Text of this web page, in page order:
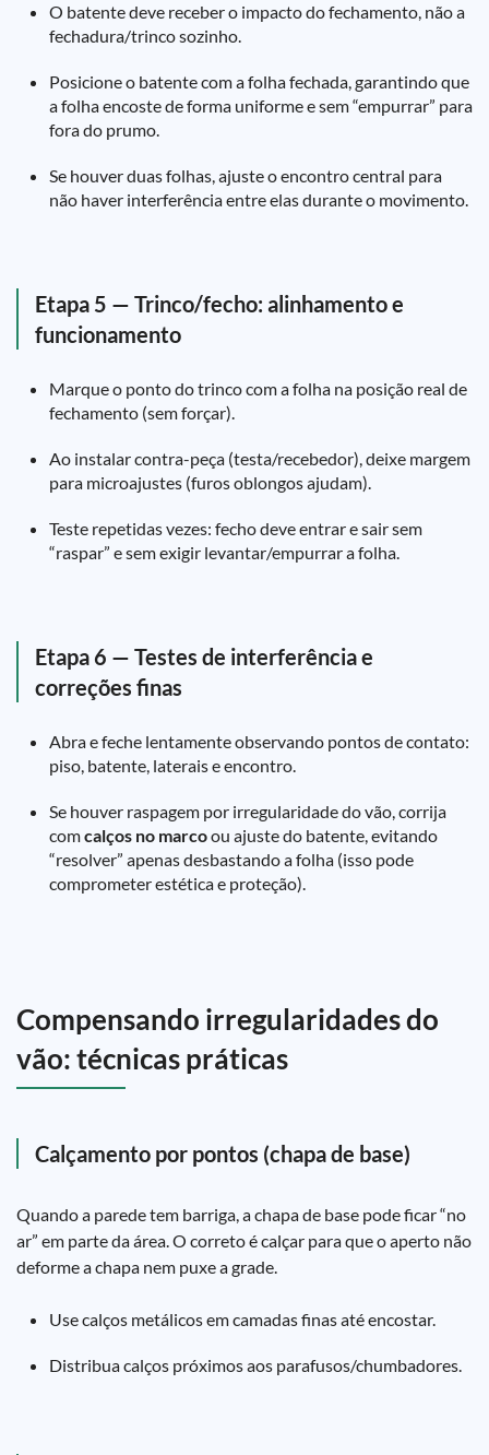
O batente deve receber o impacto do fechamento, não a
fechadura/trinco sozinho.
Posicione o batente com a folha fechada, garantindo que
a folha encoste de forma uniforme e sem “empurrar” para
fora do prumo.
Se houver duas folhas, ajuste o encontro central para
não haver interferência entre elas durante o movimento.
Etapa 5 — Trinco/fecho: alinhamento e
funcionamento
Marque o ponto do trinco com a folha na posição real de
fechamento (sem forçar).
Ao instalar contra-peça (testa/recebedor), deixe margem
para microajustes (furos oblongos ajudam).
Teste repetidas vezes: fecho deve entrar e sair sem
“raspar” e sem exigir levantar/empurrar a folha.
Etapa 6 — Testes de interferência e
correções finas
Abra e feche lentamente observando pontos de contato:
piso, batente, laterais e encontro.
Se houver raspagem por irregularidade do vão, corrija
comcalços no marcoou ajuste do batente, evitando
“resolver” apenas desbastando a folha (isso pode
comprometer estética e proteção).
Compensando irregularidades do
vão: técnicas práticas
Calçamento por pontos (chapa de base)
Quando a parede tem barriga, a chapa de base pode ficar “no
ar” em parte da área. O correto é calçar para que o aperto não
deforme a chapa nem puxe a grade.
Use calços metálicos em camadas finas até encostar.
Distribua calços próximos aos parafusos/chumbadores.